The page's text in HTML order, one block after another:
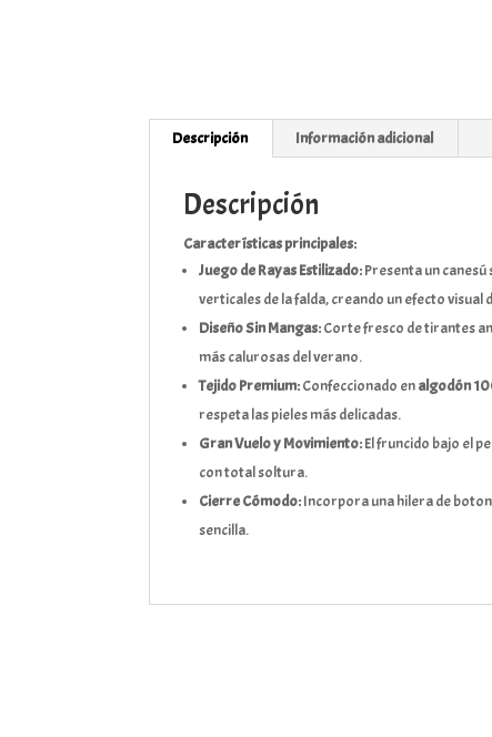
Descripción Información adicional
Descripción
Características principales:
Juego de Rayas Estilizado:Presenta un
verticales de la falda, creando un efecto visual
Diseño Sin Mangas:Corte fresco de tirantes
más calurosas del verano.
Tejido Premium:Confeccionado enalgodón
respeta las pieles más delicadas.
Gran Vuelo y Movimiento:El fruncido bajo el
con total soltura.
Cierre Cómodo:Incorpora una hilera de
sencilla.